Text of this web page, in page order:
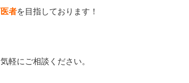
者を目指しております！
軽にご相談ください。